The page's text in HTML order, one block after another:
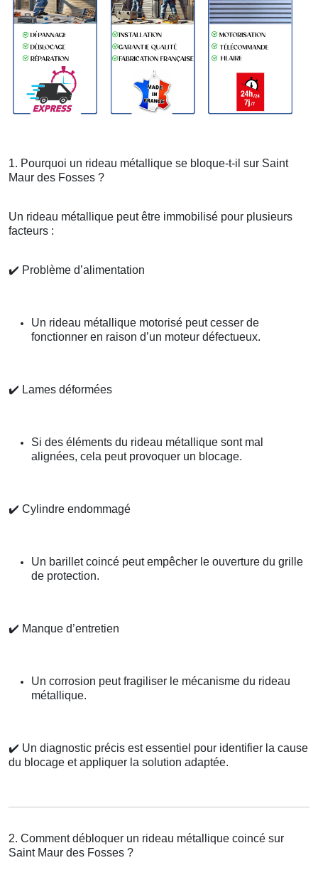
1. Pourquoi un rideau métallique se bloque-t-il sur Saint
Maur des Fosses ?
Un rideau métallique peut être immobilisé pour plusieurs
facteurs :
✔️ Problème d’alimentation
Un rideau métallique motorisé peut cesser de
fonctionner en raison d’un moteur défectueux.
✔️ Lames déformées
Si des éléments du rideau métallique sont mal
alignées, cela peut provoquer un blocage.
✔️ Cylindre endommagé
Un barillet coincé peut empêcher le ouverture du grille
de protection.
✔️ Manque d’entretien
Un corrosion peut fragiliser le mécanisme du rideau
métallique.
✔️ Un diagnostic précis est essentiel pour identifier la cause
du blocage et appliquer la solution adaptée.
2. Comment débloquer un rideau métallique coincé sur
Saint Maur des Fosses ?